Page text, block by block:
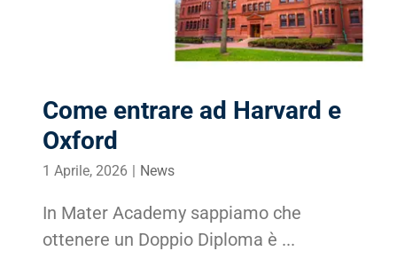
Come entrare ad Harvard e
Oxford
1 Aprile, 2026 | News
In Mater Academy sappiamo che
ottenere un Doppio Diploma è ...